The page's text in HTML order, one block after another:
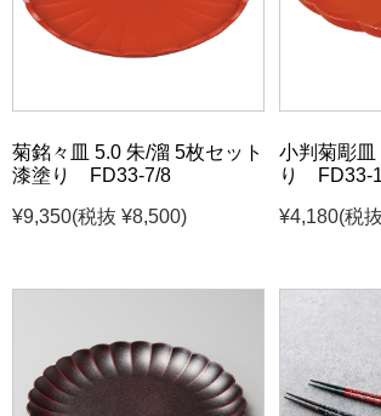
菊銘々皿 5.0 朱/溜 5枚セット
漆塗り FD33-7/8
¥9,350(税抜 ¥8,500)
小判菊彫皿
り FD33-
¥4,180(税